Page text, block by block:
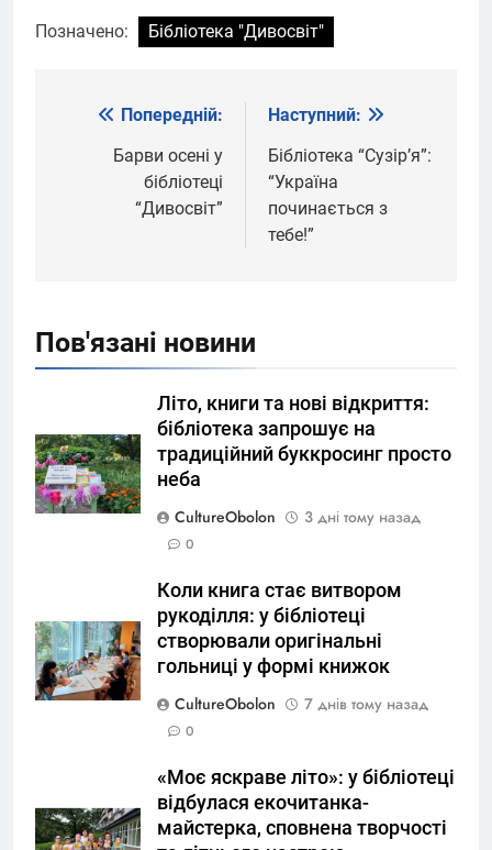
Позначено: Бібліотека "Дивосвіт"
Навігація
записів
Попередній:
Барви осені у
бібліотеці
“Дивосвіт”
Наступний:
Бібліотека “Сузірʼя”:
“Україна
починається з
тебе!”
Пов'язані новини
Літо, книги та нові відкриття:
бібліотека запрошує на
традиційний буккросинг просто
неба
CultureObolon
3 дні тому назад
0
Коли книга стає витвором
рукоділля: у бібліотеці
створювали оригінальні
гольниці у формі книжок
CultureObolon
7 днів тому назад
0
«Моє яскраве літо»: у бібліотеці
відбулася екочитанка-
майстерка, сповнена творчості